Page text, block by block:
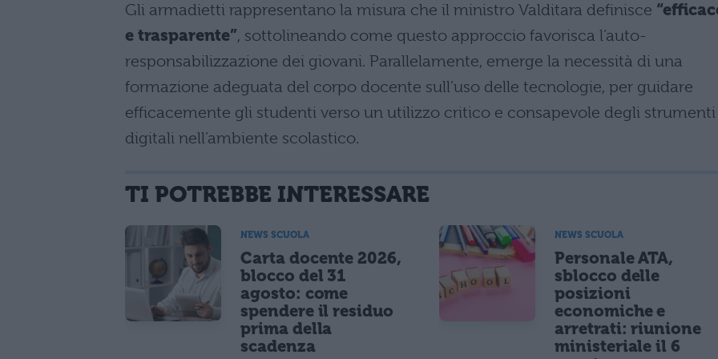
Gli armadietti rappresentano la misura che il ministro Valditara definisce
e trasparente”, sottolineando come questo approccio favorisca l’auto-
responsabilizzazione dei giovani. Parallelamente, emerge la necessità di una
formazione adeguata del corpo docente sull’uso delle tecnologie, per guidare
efficacemente gli studenti verso un utilizzo critico e consapevole degli strumenti
digitali nell’ambiente scolastico.
TI POTREBBE INTERESSARE
NEWS SCUOLA
Carta docente 2026,
blocco del 31
agosto: come
spendere il residuo
prima della
scadenza
NEWS SCUOLA
Personale ATA,
sblocco delle
posizioni
economiche e
arretrati: riunione
ministeriale il 6